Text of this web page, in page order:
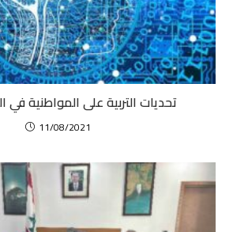
تحديات التربية على المواطنية في
11/08/2021